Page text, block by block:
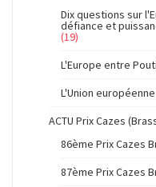
Dix questions sur
défiance et
(19)
L'Europe entre
L'Union
ACTU Prix Cazes
86ème Prix Cazes
87ème Prix Cazes